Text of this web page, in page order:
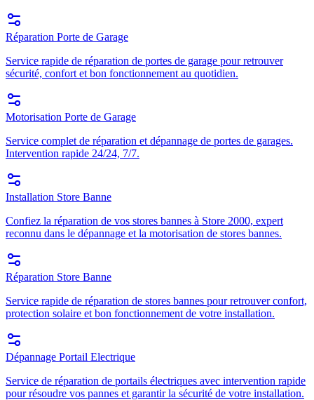
Réparation Porte de Garage
Service rapide de réparation de portes de garage pour retrouver
sécurité, confort et bon fonctionnement au quotidien.
Motorisation Porte de Garage
Service complet de réparation et dépannage de portes de garages.
Intervention rapide 24/24, 7/7.
Installation Store Banne
Confiez la réparation de vos stores bannes à Store 2000, expert
reconnu dans le dépannage et la motorisation de stores bannes.
Réparation Store Banne
Service rapide de réparation de stores bannes pour retrouver confort,
protection solaire et bon fonctionnement de votre installation.
Dépannage Portail Electrique
Service de réparation de portails électriques avec intervention rapide
pour résoudre vos pannes et garantir la sécurité de votre installation.